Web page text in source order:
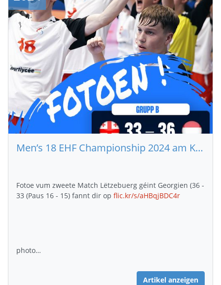
Men’s 18 EHF Championship 2024 am Kosovo (Fotoen GEO – LUX)
Fotoe vum zweete Match Lëtzebuerg géint Georgien (36 -
33 (Paus 16 - 15) fannt dir op flic.kr/s/aHBqjBDC4r
photo…
Artikel anzeigen